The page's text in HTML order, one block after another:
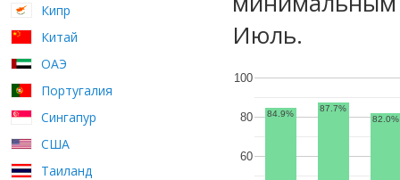
Кипр
Китай
ОАЭ
Португалия
Сингапур
США
Таиланд
Июль.
60
80
100
84.9%
87.7%
82.0%